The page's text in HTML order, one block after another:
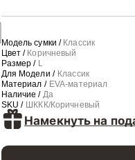
Модель сумки / Классик
Цвет / Коричневый
Размер /
Для Модели / Классик
Материал / EVA-материал
Наличие / Да
SKU /
ШККК/Коричневый
Намекнуть на